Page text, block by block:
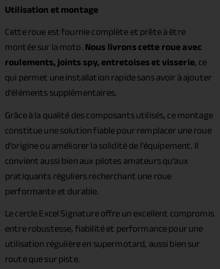
Utilisation et montage
Cette roue est fournie complète et prête à être
montée sur la moto.Nous livrons cette roue avec
roulements, joints spy, entretoises et visserie, ce
qui permet une installation rapide sans avoir à ajouter
d’éléments supplémentaires.
Grâce à la qualité des composants utilisés, ce montage
constitue une solution fiable pour remplacer une roue
d’origine ou améliorer la solidité de l’équipement. Il
convient aussi bien aux pilotes amateurs qu’aux
pratiquants réguliers recherchant une roue
performante et durable.
Le cercle Excel Signature offre un excellent compromis
entre robustesse, fiabilité et performance pour une
utilisation régulière en supermotard, aussi bien sur
route que sur piste.